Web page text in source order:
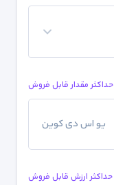
حداکثر مقدار قابل فروش
یو اس دی کوین
حداکثر ارزش قابل فروش